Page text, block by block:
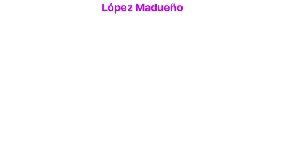
López Madueño.